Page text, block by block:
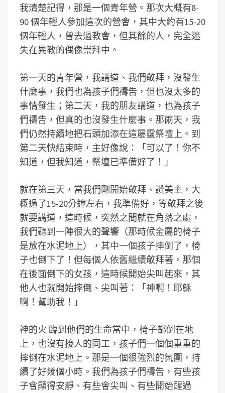
我清楚記得，那是一個青年營。那次大概有8-
90 個年輕人參加這次的營會，其中大約有15-20
個年輕人，曾去過教會，但其餘的人，完全迷
失在異教的偶像崇拜中。
第一天的青年營，我講道、我們敬拜，沒發生
什麼事，我們也為孩子們禱告，但也沒太多的
事情發生；第二天，我的朋友講道，也為孩子
們禱告，但真的也沒發生什麼事。那兩天，我
們仍然持續地把石頭加添在這屬靈祭壇上。到
第二天快結束時，主好像說：「可以了！你不
知道，但我知道，祭壇已準備好了！」
就在第三天，當我們剛開始敬拜、讚美主，大
概過了15-20分鐘左右，我準備好，等敬拜之後
就要講道，這時候，突然之間就在角落之處，
我們聽到一陣很大的聲響（那時候金屬的椅子
是放在水泥地上），其中一個孩子摔倒了，椅
子也倒下了！但每個人依舊繼續敬拜著，那個
在後面倒下的女孩，這時候開始尖叫起來，其
他人也就開始摔倒、尖叫著：「神啊！耶穌
啊！幫助我！」
神的火 臨到他們的生命當中，椅子都倒在地
上，也沒有接人的同工，孩子們一個個重重的
摔倒在水泥地上。那是一個很強烈的氛圍，持
續了好幾個小時。我們為孩子們禱告，有些孩
子會顯得安靜、有些會尖叫、有些開始醒過